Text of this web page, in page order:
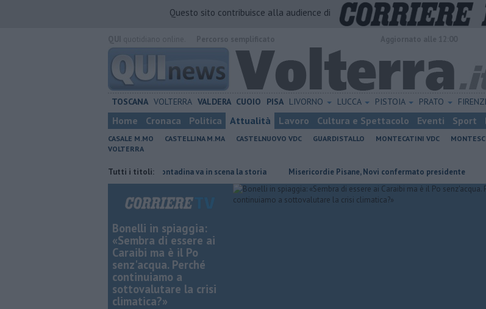
Questo sito contribuisce alla audience di
TOSCANA VOLTERRA VALDERA CUOIO PISA LIVORNO LUCCA PISTOIA PRATO
Home Cronaca Politica Attualità Lavoro Cultura e Spettacolo Eventi Sport
CASALE M.MO CASTELLINA M.MA CASTELNUOVO VDC GUARDISTALLO MONTECATINI VDC
VOLTERRA
Tutti i titoli:
Al Museo della Civiltà contadina va in scena la storia Misericordie Pisane, Novi confermato presidente Tariffe
Bonelli in spiaggia:
«Sembra di essere ai
Caraibi ma è il Po
senz'acqua. Perché
continuiamo a
sottovalutare la crisi
climatica?»